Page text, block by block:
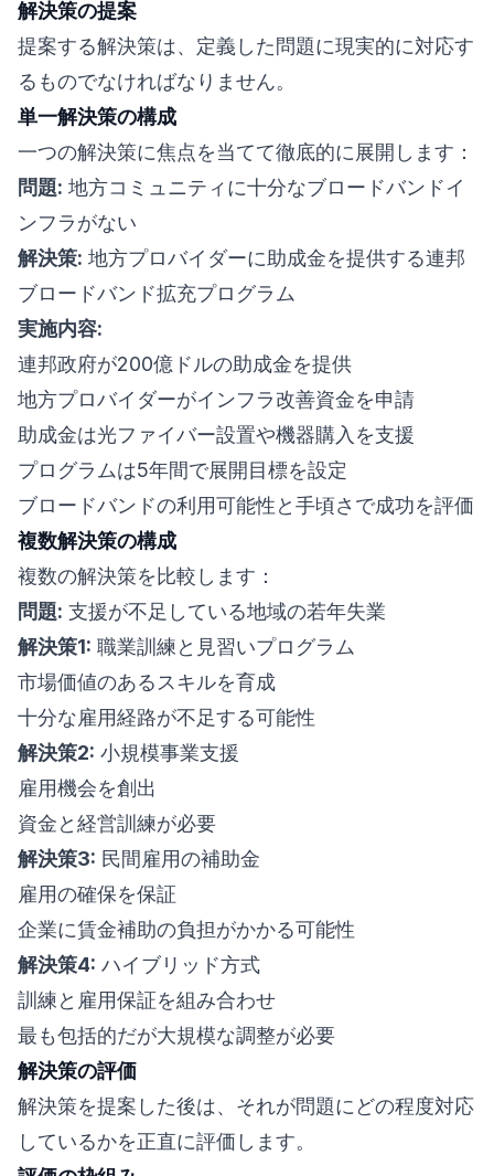
解決策の提案
提案する解決策は、定義した問題に現実的に対応す
るものでなければなりません。
単一解決策の構成
一つの解決策に焦点を当てて徹底的に展開します：
問題: 地方コミュニティに十分なブロードバンドイ
ンフラがない
解決策: 地方プロバイダーに助成金を提供する連邦
ブロードバンド拡充プログラム
実施内容:
連邦政府が200億ドルの助成金を提供
地方プロバイダーがインフラ改善資金を申請
助成金は光ファイバー設置や機器購入を支援
プログラムは5年間で展開目標を設定
ブロードバンドの利用可能性と手頃さで成功を評価
複数解決策の構成
複数の解決策を比較します：
問題: 支援が不足している地域の若年失業
解決策1: 職業訓練と見習いプログラム
市場価値のあるスキルを育成
十分な雇用経路が不足する可能性
解決策2: 小規模事業支援
雇用機会を創出
資金と経営訓練が必要
解決策3: 民間雇用の補助金
雇用の確保を保証
企業に賃金補助の負担がかかる可能性
解決策4: ハイブリッド方式
訓練と雇用保証を組み合わせ
最も包括的だが大規模な調整が必要
解決策の評価
解決策を提案した後は、それが問題にどの程度対応
しているかを正直に評価します。